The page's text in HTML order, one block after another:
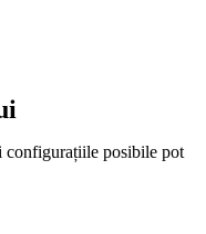
configurațiile posibile pot